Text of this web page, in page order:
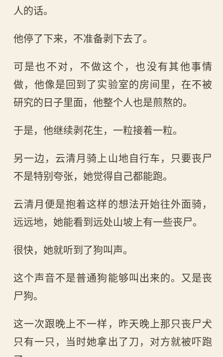
人的话。
他停了下来，不准备剥下去了。
可是也不对，不做这个，也没有其他事情
做，他像是回到了实验室的房间里，在不被
研究的日子里面，他整个人也是煎熬的。
于是，他继续剥花生，一粒接着一粒。
另一边，云清月骑上山地自行车，只要丧尸
不是特别夸张，她觉得自己都能跑。
云清月便是抱着这样的想法开始往外面骑，
远远地，她能看到远处山坡上有一些丧尸。
很快，她就听到了狗叫声。
这个声音不是普通狗能够叫出来的。又是丧
尸狗。
这一次跟晚上不一样，昨天晚上那只丧尸犬
只有一只，当时她拿出了刀，对方就被吓跑